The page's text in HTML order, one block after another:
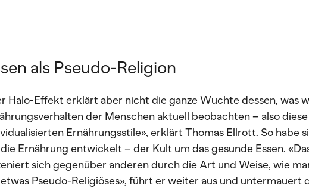
als Pseudo-Religion
Halo-Effekt erklärt aber nicht die ganze Wuchte dessen, was
der Menschen aktuell beobachten – also
Ernährungsstile», erklärt Thomas Ellrott. So habe
Ernährung entwickelt – der Kult um das gesunde Essen.
sich gegenüber anderen durch die Art und Weise, wie
Pseudo-Religiöses», führt er weiter aus und untermauert